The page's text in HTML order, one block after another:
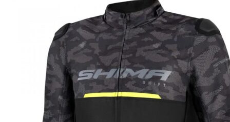
несколько
вариаций.
Опции
можно
выбрать
на
странице
товара.